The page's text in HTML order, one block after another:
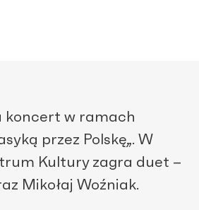
koncert w ramach
przez Polskę„. W
Kultury zagra duet –
Mikołaj Woźniak.